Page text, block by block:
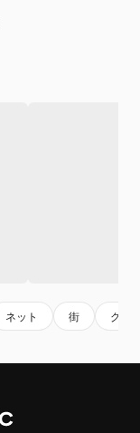
ネット 街 グロ